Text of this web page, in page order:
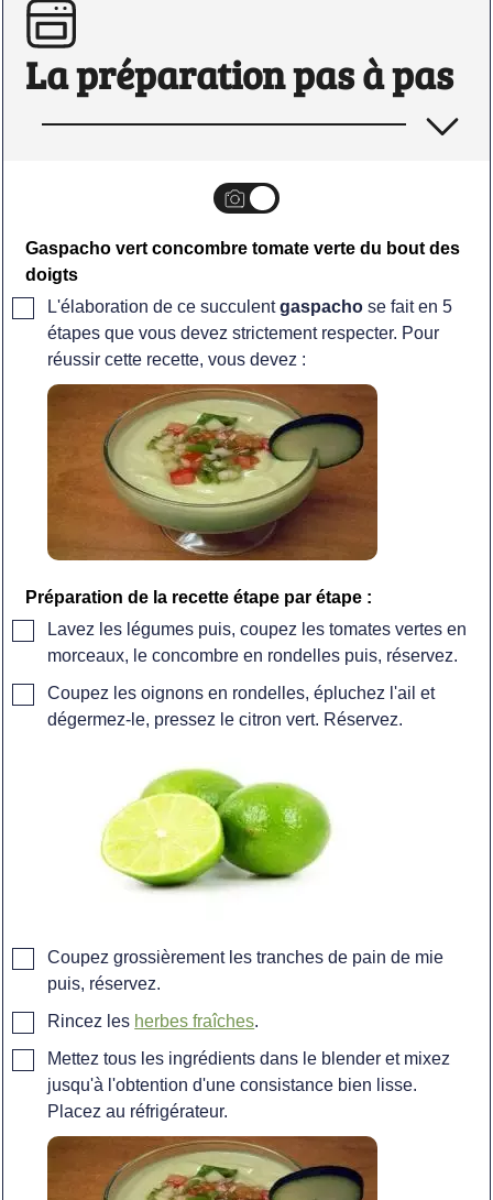
La préparation pas à pas
Gaspacho vert concombre tomate verte du bout des
doigts
▢L'élaboration de ce succulentgaspacho se fait en 5
étapes que vous devez strictement respecter. Pour
réussir cette recette, vous devez :
Préparation de la recette étape par étape :
▢Lavez les légumes puis, coupez les tomates vertes en
morceaux, le concombre en rondelles puis, réservez.
▢
Coupez les oignons en rondelles, épluchez l'ail et
dégermez-le, pressez le citron vert. Réservez.
▢
Coupez grossièrement les tranches de pain de mie
puis, réservez.
▢
Rincez les herbes fraîches.
▢
Mettez tous les ingrédients dans le blender et mixez
jusqu'à l'obtention d'une consistance bien lisse.
Placez au réfrigérateur.